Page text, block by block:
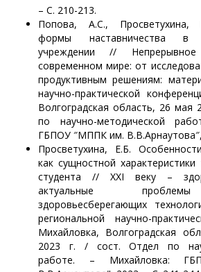
– С. 210-213.
Попова, А.С., Просветухина,
формы наставничества в
учреждении //
современном мире: от
продуктивным решениям:
научно-практической
Волгоградская область, 26 мая
по научно-методической
ГБПОУ ″МППК им.
Просветухина, Е.Б.
как сущностной
студента // XXI веку –
актуальные
здоровьесберегающих
региональной научно-
Михайловка, Волгоградская
2023 г. / сост. Отдел по
работе. – Михайловка: